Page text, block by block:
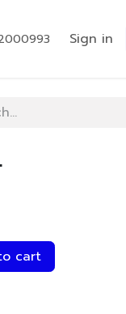
Sign in
cart